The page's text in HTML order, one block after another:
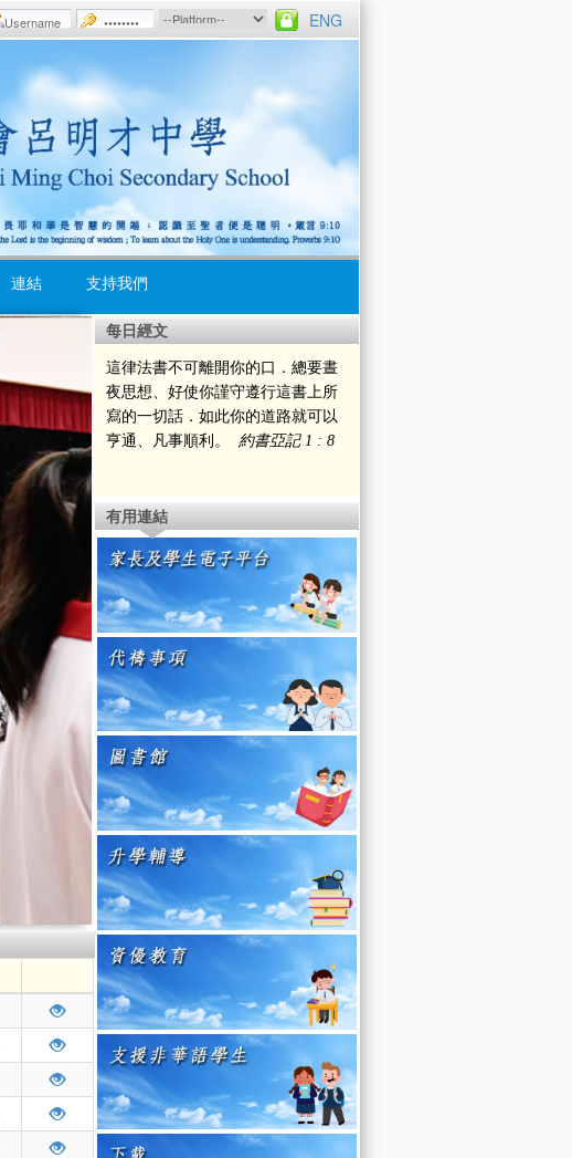
ENG
連結 支持我們
福音周
營會
聖經課
[ 我們的信念 ]
制服團隊
陸運會
水運會
藝術學習日
藝術節
[ 我們的信念 ]
每日經文
這律法書不可離開你的口．總要晝
夜思想、好使你謹守遵行這書上所
寫的一切話．如此你的道路就可以
亨通、凡事順利。 約書亞記 1 : 8
有用連結